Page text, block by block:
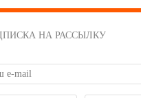
НА РАССЫЛКУ